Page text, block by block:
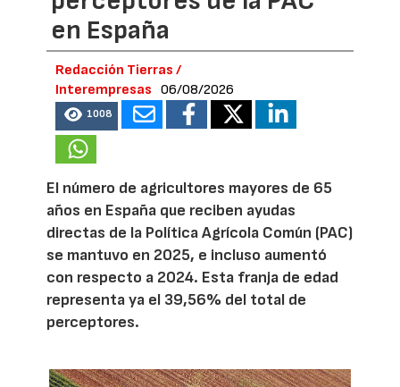
en España
Redacción Tierras /
Interempresas
06/08/2026
1008
El número de agricultores mayores de 65
años en España que reciben ayudas
directas de la Política Agrícola Común (PAC)
se mantuvo en 2025, e incluso aumentó
con respecto a 2024. Esta franja de edad
representa ya el 39,56% del total de
perceptores.